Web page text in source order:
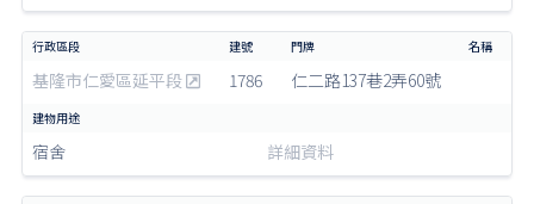
基隆市仁愛區延平段 1786 仁二路137巷2弄60號
宿舍 詳細資料